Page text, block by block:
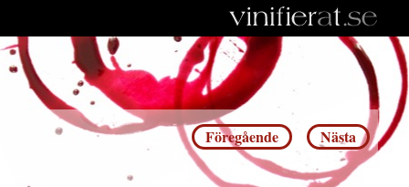
Inläggsnavigering
Föregående Nästa